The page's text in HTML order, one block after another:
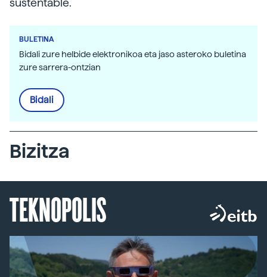
sustentable.
BULETINA
Bidali zure helbide elektronikoa eta jaso asteroko buletina
zure sarrera-ontzian
Bidali
Bizitza
TEKNOPOLIS